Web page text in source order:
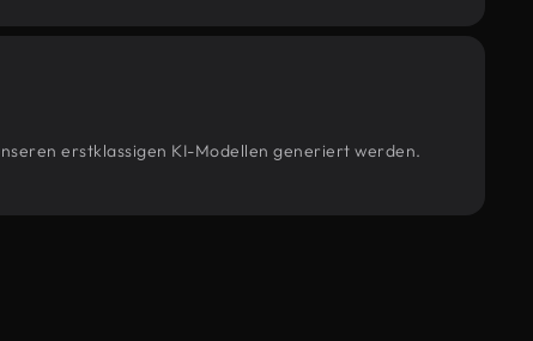
erstklassigen KI-Modellen generiert werden.